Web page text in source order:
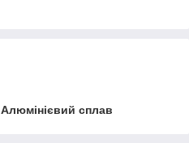
Алюмінієвий сплав